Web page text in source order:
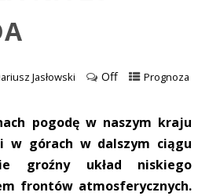
Jasłowski Off Prognoza
pogodę w naszym kraju
w górach w dalszym ciągu
groźny układ niskiego
frontów atmosferycznych.